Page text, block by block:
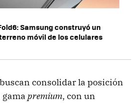
Samsung construyó un
móvil de los celulares
consolidar la posición
gama premium, con un